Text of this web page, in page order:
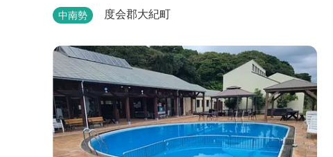
を体験できます。
中南勢 度会郡大紀町